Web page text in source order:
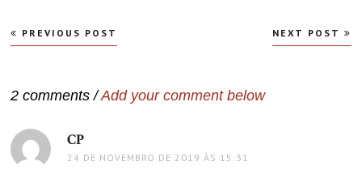
Navegação
de
PREVIOUS POST NEXT POST
2 comments /Add your comment below
CP
24 DE NOVEMBRO DE 2019 ÀS 15:31